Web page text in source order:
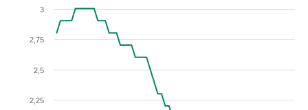
2,25
2,5
2,75
3